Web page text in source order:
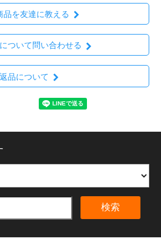
品を友達に教える
ついて問い合わせる
返品について
検索